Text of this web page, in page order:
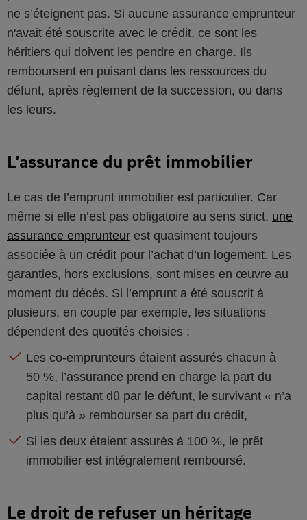
ne s’éteignent pas. Si aucune assurance emprunteur
n'avait été souscrite avec le crédit, ce sont les
héritiers qui doivent les pendre en charge. Ils
remboursent en puisant dans les ressources du
défunt, après règlement de la succession, ou dans
les leurs.
L’assurance du prêt immobilier
Le cas de l’emprunt immobilier est particulier. Car
même si elle n’est pas obligatoire au sens strict, une
assurance emprunteur est quasiment toujours
associée à un crédit pour l’achat d’un logement. Les
garanties, hors exclusions, sont mises en œuvre au
moment du décès. Si l’emprunt a été souscrit à
plusieurs, en couple par exemple, les situations
dépendent des quotités choisies :
Les co-emprunteurs étaient assurés chacun à
50 %, l’assurance prend en charge la part du
capital restant dû par le défunt, le survivant « n’a
plus qu’à » rembourser sa part du crédit,
Si les deux étaient assurés à 100 %, le prêt
immobilier est intégralement remboursé.
Le droit de refuser un héritage